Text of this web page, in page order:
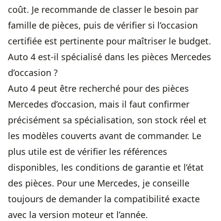
coût. Je recommande de classer le besoin par
famille de pièces, puis de vérifier si l’occasion
certifiée est pertinente pour maîtriser le budget.
Auto 4 est-il spécialisé dans les pièces Mercedes
d’occasion ?
Auto 4 peut être recherché pour des pièces
Mercedes d’occasion, mais il faut confirmer
précisément sa spécialisation, son stock réel et
les modèles couverts avant de commander. Le
plus utile est de vérifier les références
disponibles, les conditions de garantie et l’état
des pièces. Pour une Mercedes, je conseille
toujours de demander la compatibilité exacte
avec la version moteur et l’année.